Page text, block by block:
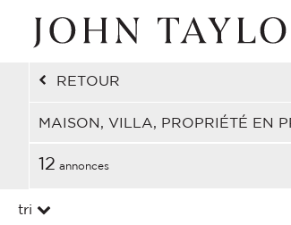
RETOUR
MAISON, VILLA, PROPRIÉTÉ EN
12 annonces
tri